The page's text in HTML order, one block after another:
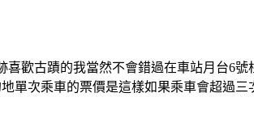
歡古蹟的我當然不會錯過在車站月台6
單次乘車的票價是這樣如果乘車會超過三